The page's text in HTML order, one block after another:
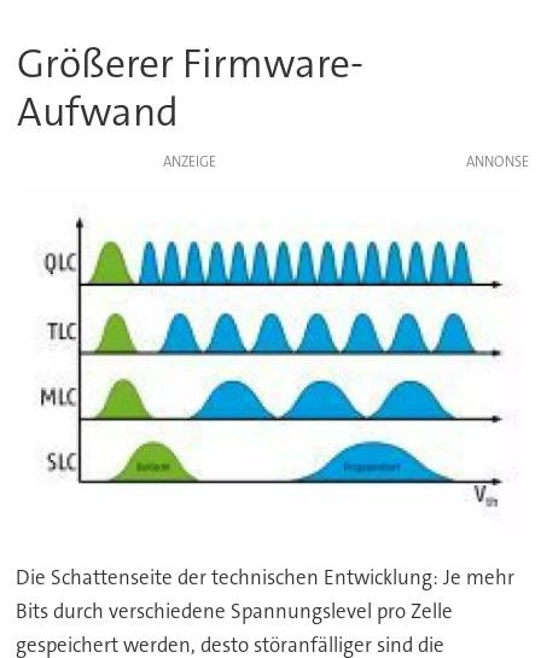
Größerer Firmware-
Aufwand
ANZEIGE
Die Schattenseite der technischen Entwicklung: Je mehr
Bits durch verschiedene Spannungslevel pro Zelle
gespeichert werden, desto störanfälliger sind die